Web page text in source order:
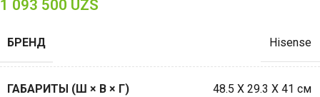
1 093 500 UZS
БРЕНД Hisense
ГАБАРИТЫ (Ш × В × Г) 48.5 Х 29.3 Х 41 см